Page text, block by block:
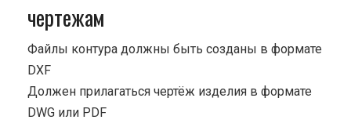
чертежам
Файлы контура должны быть созданы в формате
DXF
Должен прилагаться чертёж изделия в формате
DWG или PDF